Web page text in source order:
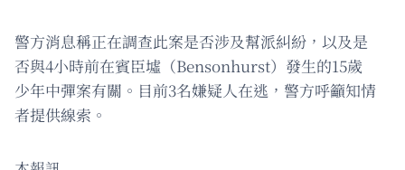
警方消息稱正在調查此案是否涉及幫派糾紛，以及是
否與4小時前在賓臣墟（Bensonhurst）發生的15歲
少年中彈案有關。目前3名嫌疑人在逃，警方呼籲知情
者提供線索。